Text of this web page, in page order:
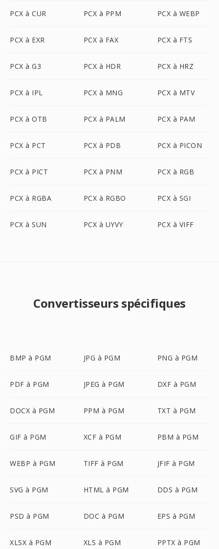
PCX à CUR PCX à PPM PCX à WEBP
PCX à EXR PCX à FAX PCX à FTS
PCX à G3 PCX à HDR PCX à HRZ
PCX à IPL PCX à MNG PCX à MTV
PCX à OTB PCX à PALM PCX à PAM
PCX à PCT PCX à PDB PCX à PICON
PCX à PICT PCX à PNM PCX à RGB
PCX à RGBA PCX à RGBO PCX à SGI
PCX à SUN PCX à UYVY PCX à VIFF
Convertisseurs spécifiques
BMP à PGM JPG à PGM PNG à PGM
PDF à PGM JPEG à PGM DXF à PGM
DOCX à PGM PPM à PGM TXT à PGM
GIF à PGM XCF à PGM PBM à PGM
WEBP à PGM TIFF à PGM JFIF à PGM
SVG à PGM HTML à PGM DDS à PGM
PSD à PGM DOC à PGM EPS à PGM
XLSX à PGM XLS à PGM PPTX à PGM